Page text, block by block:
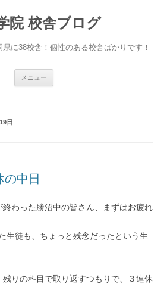
院 校舎ブログ
に38校舎！個性のある校舎ばかりです！
メニュー
日
の中日
わった勝沼中の皆さん、まずはお疲れ
生徒も、ちょっと残念だったという生
残りの科目で取り返すつもりで、３連休